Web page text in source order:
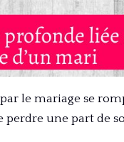
le mariage se
une part de